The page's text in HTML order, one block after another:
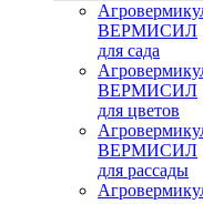
ВЕРМИСИЛ
для сада
ВЕРМИСИЛ
для цветов
ВЕРМИСИЛ
для рассады